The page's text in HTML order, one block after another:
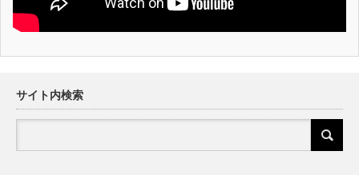
サイト内検索